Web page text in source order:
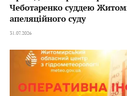
Чеботаренко суддею
апеляційного суду
31.07.2026